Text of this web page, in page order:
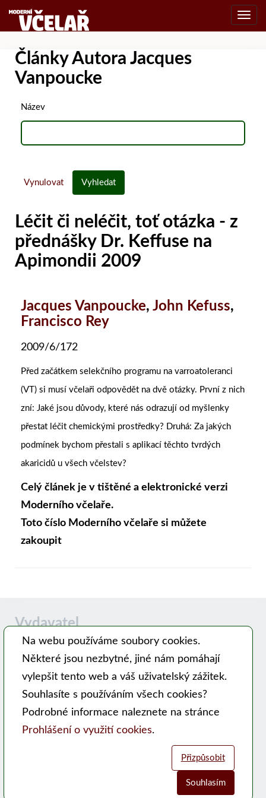
Články Autora Jacques
Vanpoucke
Název
Vynulovat Vyhledat
Léčit či neléčit, toť otázka - z
přednášky Dr. Keffuse na
Apimondii 2009
Jacques Vanpoucke, John Kefuss,
Francisco Rey
2009/6/172
Před začátkem selekčního programu na varroatoleranci
(VT) si musí včelaři odpovědět na dvě otázky. První z nich
zní: Jaké jsou důvody, které nás odrazují od myšlenky
přestat léčit chemickými prostředky? Druhá: Za jakých
podmínek bychom přestali s aplikací těchto tvrdých
akaricidů u všech včelstev?
Celý článek je v tištěné a elektronické verzi
Moderního včelaře.
Toto číslo Moderního včelaře si můžete
zakoupit
Vydavatel
Časopis MODERNÍ VČELAŘ vydává PSNV-CZ:
Pracovní společnost nástavkových včelařů CZ, z. s.
Hlavní 99, 753 56 Opatovice
Kontakty
Na webu používáme soubory cookies.
Některé jsou nezbytné, jiné nám pomáhají
vylepšit tento web a váš uživatelský zážitek.
Souhlasíte s používáním všech cookies?
Podrobné informace naleznete na stránce
Prohlášení o využití cookies.
Přizpůsobit
Souhlasím